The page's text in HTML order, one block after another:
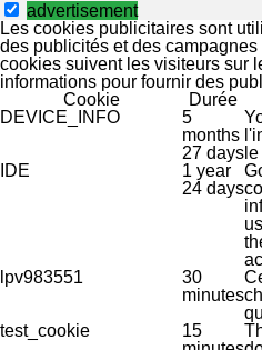
advertisement
Les cookies publicitaires sont
des publicités et des
cookies suivent les visiteurs sur
informations pour fournir des
Cookie
Durée
DEVICE_INFO
5
months
27 days
IDE
1 year
24 days
lpv983551
30
minutes
test_cookie
15